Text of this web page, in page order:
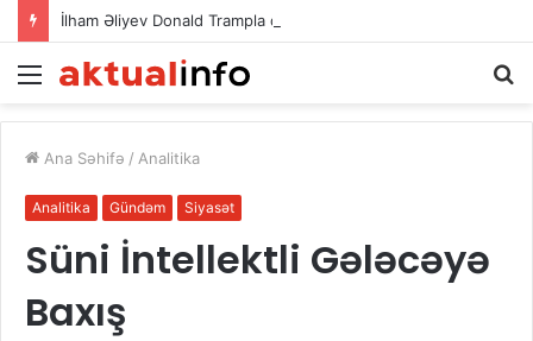
İlham Əliyev Donald Trampla danışdı
Menu
Ana Səhifə / Analitika
Analitika Gündəm Siyasət
Süni İntellektli Gələcəyə
Baxış